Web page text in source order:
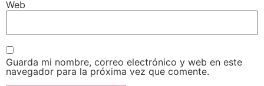
Web
Guarda mi nombre, correo electrónico y web en este
navegador para la próxima vez que comente.